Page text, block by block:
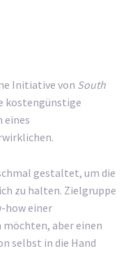
Initiative von South
kostengünstige
eines
gestaltet, um die
zu halten. Zielgruppe
how einer
aber einen
selbst in die Hand